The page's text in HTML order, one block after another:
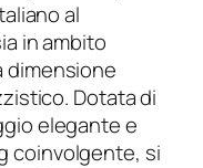
al
in ambito
Dotata di
elegante e
coinvolgente, si